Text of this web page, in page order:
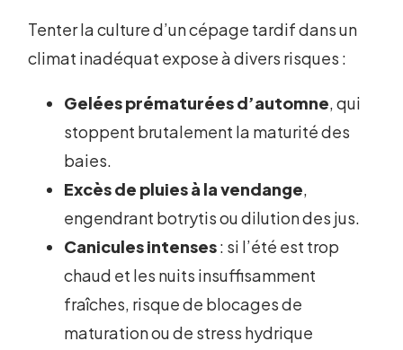
Tenter la culture d’un cépage tardif dans un
climat inadéquat expose à divers risques :
Gelées prématurées d’automne, qui
stoppent brutalement la maturité des
baies.
Excès de pluies à la vendange,
engendrant botrytis ou dilution des jus.
Canicules intenses: si l’été est trop
chaud et les nuits insuffisamment
fraîches, risque de blocages de
maturation ou de stress hydrique